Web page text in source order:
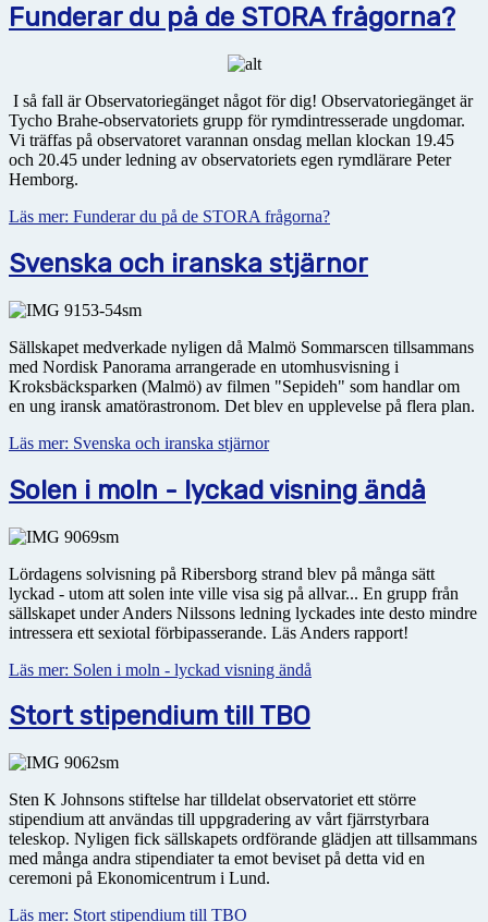
Funderar du på de STORA frågorna?
I så fall är Observatoriegänget något för dig! Observatoriegänget är
Tycho Brahe-observatoriets grupp för rymdintresserade ungdomar.
Vi träffas på observatoret varannan onsdag mellan klockan 19.45
och 20.45 under ledning av observatoriets egen rymdlärare Peter
Hemborg.
Läs mer: Funderar du på de STORA frågorna?
Svenska och iranska stjärnor
Sällskapet medverkade nyligen då Malmö Sommarscen tillsammans
med Nordisk Panorama arrangerade en utomhusvisning i
Kroksbäcksparken (Malmö) av filmen "Sepideh" som handlar om
en ung iransk amatörastronom. Det blev en upplevelse på flera plan.
Läs mer: Svenska och iranska stjärnor
Solen i moln - lyckad visning ändå
Lördagens solvisning på Ribersborg strand blev på många sätt
lyckad - utom att solen inte ville visa sig på allvar... En grupp från
sällskapet under Anders Nilssons ledning lyckades inte desto mindre
intressera ett sexiotal förbipasserande. Läs Anders rapport!
Läs mer: Solen i moln - lyckad visning ändå
Stort stipendium till TBO
Sten K Johnsons stiftelse har tilldelat observatoriet ett större
stipendium att användas till uppgradering av vårt fjärrstyrbara
teleskop. Nyligen fick sällskapets ordförande glädjen att tillsammans
med många andra stipendiater ta emot beviset på detta vid en
ceremoni på Ekonomicentrum i Lund.
Läs mer: Stort stipendium till TBO